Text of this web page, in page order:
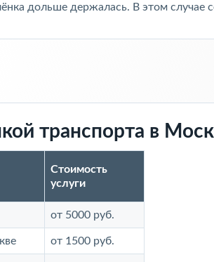
дольше держалась. В этом случае
транспорта в
Стоимость
услуги
от 5000 руб.
от 1500 руб.